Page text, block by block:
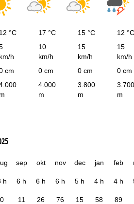
12 °C 17 °C 15 °C 12 °C
km/h
10
km/h
15
km/h
15
km/h
cm 0 cm 0 cm 0 cm
m
4.000
m
3.800
m
3.700
m
sep okt nov dec jan feb
h 6 h 6 h 6 h 5 h 4 h 4 h
0 11 26 76 15 58 89